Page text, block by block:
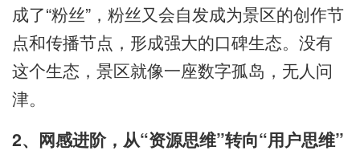
成了“粉丝”，粉丝又会自发成为景区的创作节
点和传播节点，形成强大的口碑生态。没有
这个生态，景区就像一座数字孤岛，无人问
津。
2、网感进阶，从“资源思维”转向“用户思维”